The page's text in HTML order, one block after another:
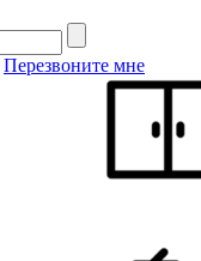
Перезвоните мне